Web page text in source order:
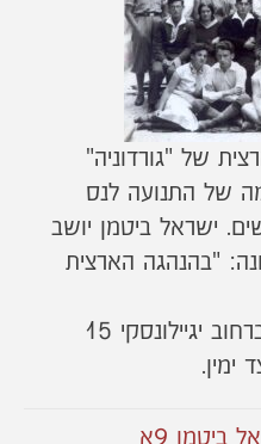
הארצית של "גורדוניה"
של התנועה לנס
ישראל ביטמן יושב
"בהנהגה הארצית
חותם "פוטו מינץ" (שכן ברחוב יגיילונסקי 15
ימין.
ביטמן 9א